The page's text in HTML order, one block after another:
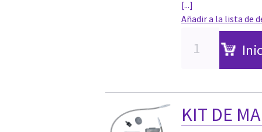
[...]
Añadir a la lista de
KIT DE